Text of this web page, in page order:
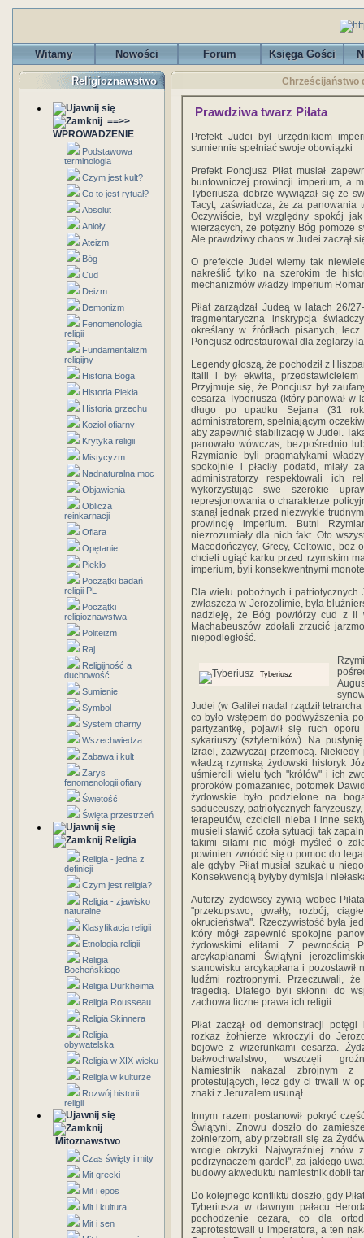
Witamy Nowości Forum Księga Gości
Religioznawstwo
==>>
WPROWADZENIE
Podstawowa
terminologia
Czym jest kult?
Co to jest rytuał?
Absolut
Anioły
Ateizm
Bóg
Cud
Deizm
Demonizm
Fenomenologia
religii
Fundamentalizm
religijny
Historia Boga
Historia Piekła
Historia grzechu
Kozioł ofiarny
Krytyka religii
Mistycyzm
Nadnaturalna moc
Objawienia
Oblicza
reinkarnacji
Ofiara
Opętanie
Piekło
Początki badań
religii PL
Początki
religioznawstwa
Politeizm
Raj
Religijność a
duchowość
Sumienie
Symbol
System ofiarny
Wszechwiedza
Zabawa i kult
Zarys
fenomenologii ofiary
Świetość
Święta przestrzeń
Religia
Religia - jedna z
definicji
Czym jest religia?
Religia - zjawisko
naturalne
Klasyfikacja religii
Etnologia religii
Religia
Bocheńskiego
Religia Durkheima
Religia Rousseau
Religia Skinnera
Religia
obywatelska
Religia w XIX wieku
Religia w kulturze
Rozwój historii
religii
Mitoznawstwo
Czas święty i mity
Mit grecki
Mit i epos
Mit i kultura
Mit i sen
Chrześcijaństwo
Prawdziwa twarz Piłata
Prefekt Judei był urzędnikiem
sumiennie spełniać swoje obowiązki
Prefekt Poncjusz Piłat musiał
buntowniczej prowincji imperium, a
Tyberiusza dobrze wywiązał się ze
Tacyt, zaświadcza, że za panowania
Oczywiście, był względny spokój
wierzących, że potężny Bóg pomoże
Ale prawdziwy chaos w Judei zaczął
O prefekcie Judei wiemy tak
nakreślić tylko na szerokim tle
mechanizmów władzy Imperium
Piłat zarządzał Judeą w latach 26/
fragmentaryczna inskrypcja
określany w źródłach pisanych,
Poncjusz odrestaurował dla żeglarzy
Legendy głoszą, że pochodził z
Italii i był ekwitą,
Przyjmuje się, że Poncjusz był
cesarza Tyberiusza (który panował w
długo po upadku Sejana (31
administratorem, spełniającym
aby zapewnić stabilizację w Judei.
panowało wówczas, bezpośrednio
Rzymianie byli pragmatykami
spokojnie i płaciły podatki, miały
administratorzy respektowali ich
wykorzystując swe szerokie
represjonowania o charakterze
stanął jednak przed niezwykle
prowincję imperium. Butni
niezrozumiały dla nich fakt. Oto
Macedończycy, Grecy, Celtowie, bez
chcieli ugiąć karku przed rzymskim
imperium, byli konsekwentnymi
Dla wielu pobożnych i
zwłaszcza w Jerozolimie, była
nadzieję, że Bóg powtórzy cud z II
Machabeuszów zdołali zrzucić
niepodległość.
Tyberiusz
Judei (w Galilei nadal rządził
co było wstępem do podwyższenia
partyzantkę, pojawił się ruch
sykariuszy (sztyletników). Na
Izrael, zazwyczaj przemocą.
władzą rzymską żydowski historyk
uśmiercili wielu tych "królów" i ich
proroków pomazaniec, potomek
żydowskie było podzielone na
saduceuszy, patriotycznych
terapeutów, czcicieli nieba i inne
musieli stawić czoła sytuacji tak
takimi siłami nie mógł myśleć o
powinien zwrócić się o pomoc do
ale gdyby Piłat musiał szukać u
Konsekwencją byłyby dymisja i
Autorzy żydowscy żywią wobec
"przekupstwo, gwałty, rozbój,
okrucieństwa". Rzeczywistość była
który mógł zapewnić spokojne
żydowskimi elitami. Z pewnością
arcykapłanami Świątyni
stanowisku arcykapłana i
ludźmi roztropnymi. Przeczuwali,
tragedią. Dlatego byli skłonni do
zachowa liczne prawa ich religii.
Piłat zaczął od demonstracji
rozkaz żołnierze wkroczyli do
bojowe z wizerunkami cesarza.
bałwochwalstwo, wszczęli
Namiestnik nakazał zbrojnym z
protestujących, lecz gdy ci trwali w
znaki z Jeruzalem usunął.
Innym razem postanowił pokryć
Świątyni. Znowu doszło do
żołnierzom, aby przebrali się za
wrogie okrzyki. Najwyraźniej znów
podrzynaczem gardeł", za jakiego
budowy akweduktu namiestnik dobił
Do kolejnego konfliktu doszło, gdy
Tyberiusza w dawnym pałacu
pochodzenie cezara, co dla
zaprotestowali u imperatora, a ten